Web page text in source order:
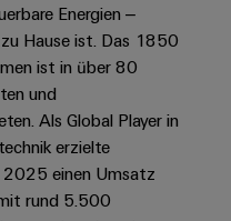
Energien –
Hause ist. Das 1850
ist in über 80
und
Als Global Player in
erzielte
einen Umsatz
rund 5.500